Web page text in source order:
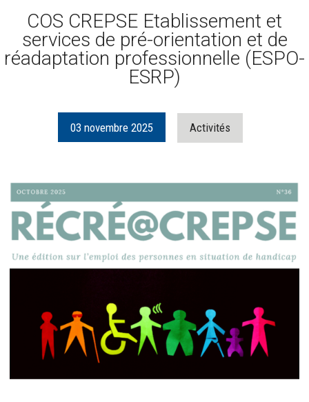
COS CREPSE Etablissement et
services de pré-orientation et de
réadaptation professionnelle (ESPO-
ESRP)
03 novembre 2025 Activités